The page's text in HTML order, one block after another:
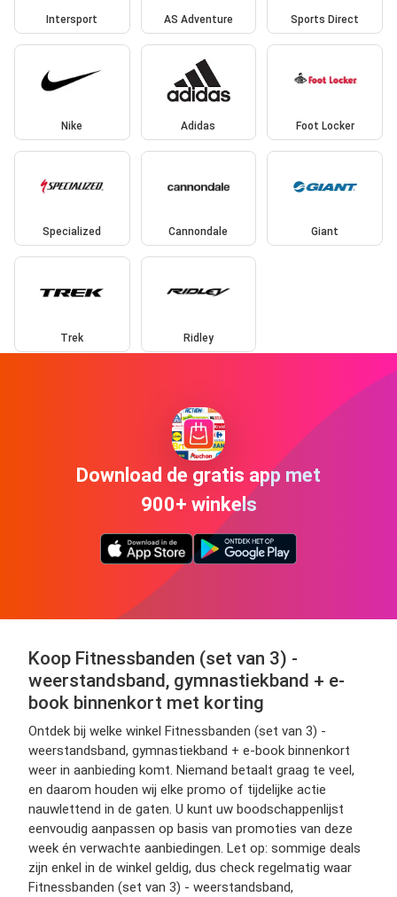
Intersport AS Adventure Sports Direct
Nike Adidas Foot Locker
Specialized Cannondale Giant
Trek Ridley
Download de gratis app met
900+ winkels
Koop Fitnessbanden (set van 3) -
weerstandsband, gymnastiekband + e-
book binnenkort met korting
Ontdek bij welke winkel Fitnessbanden (set van 3) -
weerstandsband, gymnastiekband + e-book binnenkort
weer in aanbieding komt. Niemand betaalt graag te veel,
en daarom houden wij elke promo of tijdelijke actie
nauwlettend in de gaten. U kunt uw boodschappenlijst
eenvoudig aanpassen op basis van promoties van deze
week én verwachte aanbiedingen. Let op: sommige deals
zijn enkel in de winkel geldig, dus check regelmatig waar
Fitnessbanden (set van 3) - weerstandsband,